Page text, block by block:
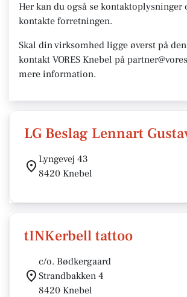
Her kan du også se kontaktoplysninger
kontakte forretningen.
Skal din virksomhed ligge øverst på
kontakt VORES Knebel på
mere information.
LG Beslag Lennart
Lyngevej 43
8420 Knebel
tINKerbell tattoo
c/o. Bødkergaard
Strandbakken 4
8420 Knebel